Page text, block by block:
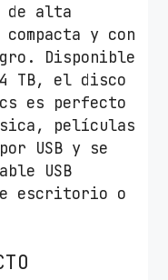
de alta
y con
Disponible
4 TB, el disco
es perfecto
películas
USB y se
USB
escritorio o